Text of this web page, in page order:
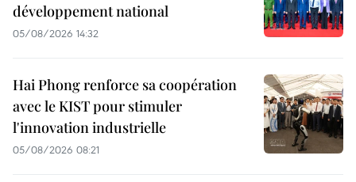
développement national
05/08/2026 14:32
Hai Phong renforce sa coopération
avec le KIST pour stimuler
l'innovation industrielle
05/08/2026 08:21